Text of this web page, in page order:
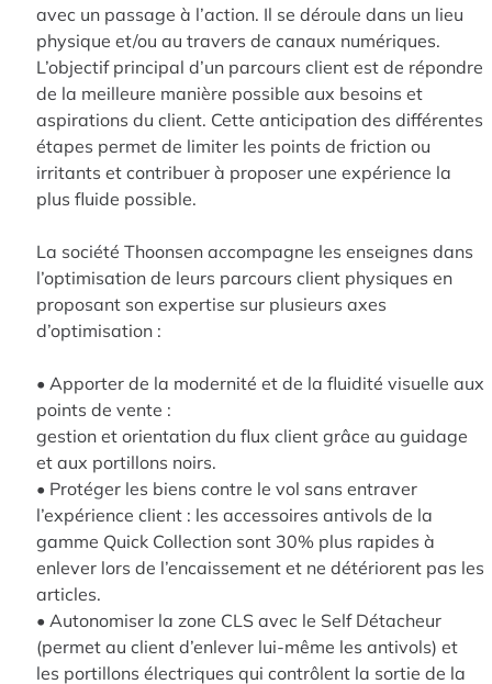
avec un passage à l’action. Il se déroule dans un lieu
physique et/ou au travers de canaux numériques.
L’objectif principal d’un parcours client est de répondre
de la meilleure manière possible aux besoins et
aspirations du client. Cette anticipation des différentes
étapes permet de limiter les points de friction ou
irritants et contribuer à proposer une expérience la
plus fluide possible.
La société Thoonsen accompagne les enseignes dans
l’optimisation de leurs parcours client physiques en
proposant son expertise sur plusieurs axes
d’optimisation :
• Apporter de la modernité et de la fluidité visuelle aux
points de vente :
gestion et orientation du flux client grâce au guidage
et aux portillons noirs.
• Protéger les biens contre le vol sans entraver
l’expérience client : les accessoires antivols de la
gamme Quick Collection sont 30% plus rapides à
enlever lors de l’encaissement et ne détériorent pas les
articles.
• Autonomiser la zone CLS avec le Self Détacheur
(permet au client d’enlever lui-même les antivols) et
les portillons électriques qui contrôlent la sortie de la